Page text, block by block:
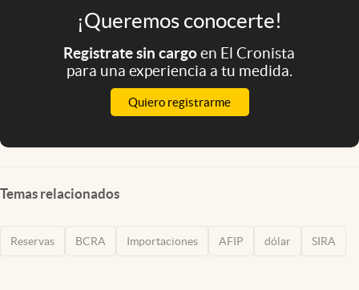
¡Queremos conocerte!
Registrate sin cargoen El Cronista
para una experiencia a tu medida.
Quiero registrarme
Temas relacionados
Reservas BCRA Importaciones AFIP dólar SIRA